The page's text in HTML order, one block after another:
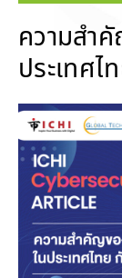
ความสำ
ประเทศ